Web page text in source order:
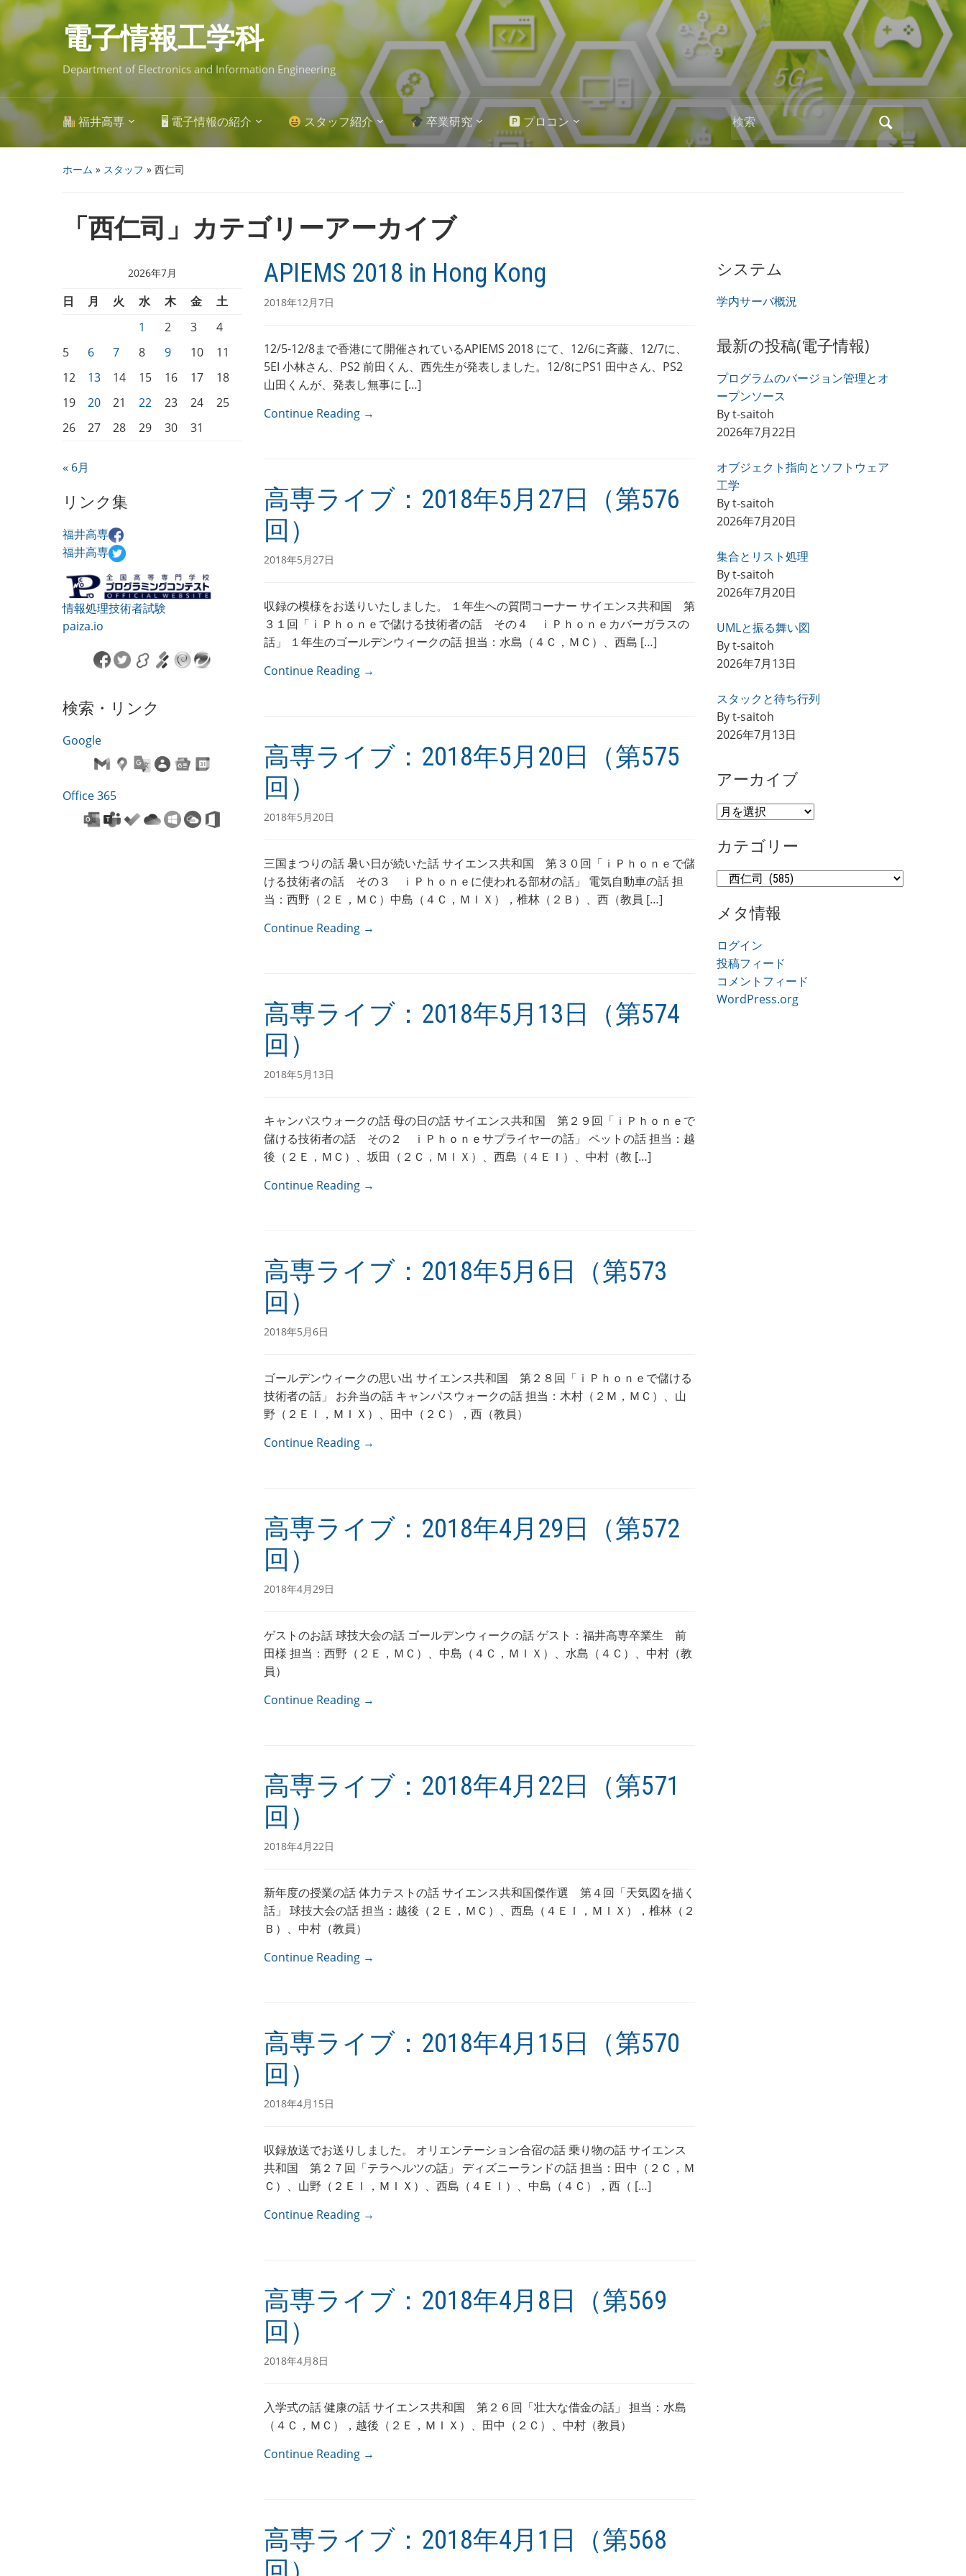
Skip
to
main
content 電子情報工学科
Department of Electronics and Information Engineering
福井高専 🖥 電子情報の紹介 スタッフ紹介 卒業研究 🅿 プロコン
Search
for:
ホーム » スタッフ » 西仁司
「 西仁司 」カテゴリーアーカイブ
2026年7月
日 月 火 水 木 金
土
1
2 3
4
5
6 7 8 9 10
11
12
13 14 15 16 17
18
19
20 21 22 23 24
25
26
27 28 29 30 31
« 6月
リンク集
福井高専
福井高専
情報処理技術者試験
paiza.io
検索・リンク
Google
Office 365
APIEMS 2018 in Hong Kong
2018年12月7日
12/5-12/8まで香港にて開催されているAPIEMS 2018 にて、12/6に斉藤、12/7に、
5EI 小林さん、PS2 前田くん、西先生が発表しました。12/8にPS1 田中さん、PS2
山田くんが、発表し無事に […]
Continue Reading →
高専ライブ：2018年5月27日（第576
回）
2018年5月27日
収録の模様をお送りいたしました。 １年生への質問コーナー サイエンス共和国 第
３１回「ｉＰｈｏｎｅで儲ける技術者の話 その４ ｉＰｈｏｎｅカバーガラスの
話」 １年生のゴールデンウィークの話 担当：水島（４Ｃ，ＭＣ）、西島 […]
Continue Reading →
高専ライブ：2018年5月20日（第575
回）
2018年5月20日
三国まつりの話 暑い日が続いた話 サイエンス共和国 第３０回「ｉＰｈｏｎｅで儲
ける技術者の話 その３ ｉＰｈｏｎｅに使われる部材の話」 電気自動車の話 担
当：西野（２Ｅ，ＭＣ）中島（４Ｃ，ＭＩＸ），椎林（２Ｂ）、西（教員 […]
Continue Reading →
高専ライブ：2018年5月13日（第574
回）
2018年5月13日
キャンパスウォークの話 母の日の話 サイエンス共和国 第２９回「ｉＰｈｏｎｅで
儲ける技術者の話 その２ ｉＰｈｏｎｅサプライヤーの話」 ペットの話 担当：越
後（２Ｅ，ＭＣ）、坂田（２Ｃ，ＭＩＸ）、西島（４ＥＩ）、中村（教 […]
Continue Reading →
高専ライブ：2018年5月6日（第573
回）
2018年5月6日
ゴールデンウィークの思い出 サイエンス共和国 第２８回「ｉＰｈｏｎｅで儲ける
技術者の話」 お弁当の話 キャンパスウォークの話 担当：木村（２Ｍ，ＭＣ）、山
野（２ＥＩ，ＭＩＸ）、田中（２Ｃ），西（教員）
Continue Reading →
高専ライブ：2018年4月29日（第572
回）
2018年4月29日
ゲストのお話 球技大会の話 ゴールデンウィークの話 ゲスト：福井高専卒業生 前
田様 担当：西野（２Ｅ，ＭＣ）、中島（４Ｃ，ＭＩＸ）、水島（４Ｃ）、中村（教
員）
Continue Reading →
高専ライブ：2018年4月22日（第571
回）
2018年4月22日
新年度の授業の話 体力テストの話 サイエンス共和国傑作選 第４回「天気図を描く
話」 球技大会の話 担当：越後（２Ｅ，ＭＣ）、西島（４ＥＩ，ＭＩＸ），椎林（２
Ｂ）、中村（教員）
Continue Reading →
高専ライブ：2018年4月15日（第570
回）
2018年4月15日
収録放送でお送りしました。 オリエンテーション合宿の話 乗り物の話 サイエンス
共和国 第２７回「テラヘルツの話」 ディズニーランドの話 担当：田中（２Ｃ，Ｍ
Ｃ）、山野（２ＥＩ，ＭＩＸ）、西島（４ＥＩ）、中島（４Ｃ），西（ […]
Continue Reading →
高専ライブ：2018年4月8日（第569
回）
2018年4月8日
入学式の話 健康の話 サイエンス共和国 第２６回「壮大な借金の話」 担当：水島
（４Ｃ，ＭＣ），越後（２Ｅ，ＭＩＸ）、田中（２Ｃ）、中村（教員）
Continue Reading →
高専ライブ：2018年4月1日（第568
システム
学内サーバ概況
最新の投稿(電子情報)
プログラムのバージョン管理とオ
ープンソース
By t-saitoh
2026年7月22日
オブジェクト指向とソフトウェア
工学
By t-saitoh
2026年7月20日
集合とリスト処理
By t-saitoh
2026年7月20日
UMLと振る舞い図
By t-saitoh
2026年7月13日
スタックと待ち行列
By t-saitoh
2026年7月13日
アーカイブ
ア
カ
ブ
カテゴリー
ゴ
ー
メタ情報
ログイン
投稿フィード
コメントフィード
WordPress.org